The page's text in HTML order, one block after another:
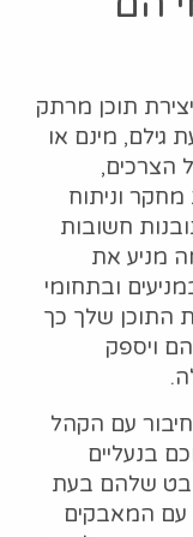
תוכן מרתק
גילם, מינם או
הצרכים,
וניתוח
חשובות
מניע את
ובתחומי
התוכן שלך כך
ויספק
עם הקהל
בנעליים
שלהם בעת
עם המאבקים